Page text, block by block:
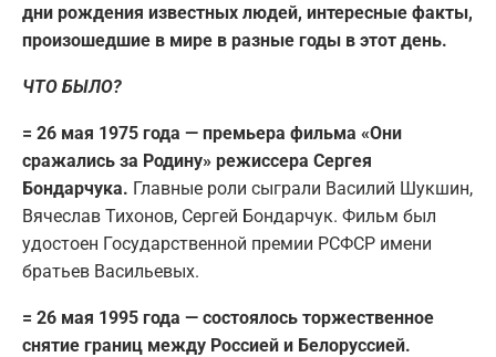
дни рождения известных людей, интересные факты,
произошедшие в мире в разные годы в этот день.
ЧТО БЫЛО?
= 26 мая 1975 года — премьера фильма «Они
сражались за Родину» режиссера Сергея
Бондарчука. Главные роли сыграли Василий Шукшин,
Вячеслав Тихонов, Сергей Бондарчук. Фильм был
удостоен Государственной премии РСФСР имени
братьев Васильевых.
= 26 мая 1995 года — состоялось торжественное
снятие границ между Россией и Белоруссией.